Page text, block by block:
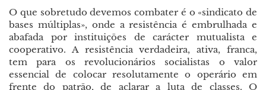
O que sobretudo devemos combater é o «sindicato de
bases múltiplas», onde a resistência é embrulhada e
abafada por instituições de carácter mutualista e
cooperativo. A resistência verdadeira, ativa, franca,
tem para os revolucionários socialistas o valor
essencial de colocar resolutamente o operário em
frente do patrão, de aclarar a luta de classes. O